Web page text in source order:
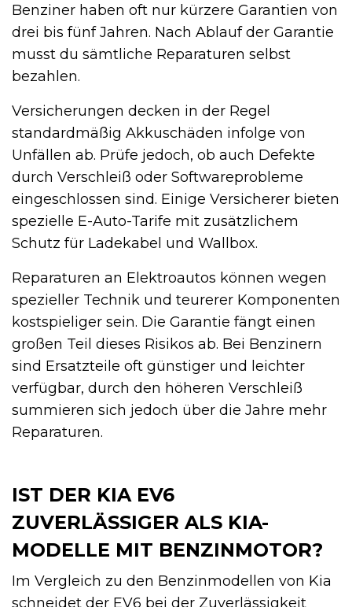
Benziner haben oft nur kürzere Garantien von
drei bis fünf Jahren. Nach Ablauf der Garantie
musst du sämtliche Reparaturen selbst
bezahlen.
Versicherungen decken in der Regel
standardmäßig Akkuschäden infolge von
Unfällen ab. Prüfe jedoch, ob auch Defekte
durch Verschleiß oder Softwareprobleme
eingeschlossen sind. Einige Versicherer bieten
spezielle E-Auto-Tarife mit zusätzlichem
Schutz für Ladekabel und Wallbox.
Reparaturen an Elektroautos können wegen
spezieller Technik und teurerer Komponenten
kostspieliger sein. Die Garantie fängt einen
großen Teil dieses Risikos ab. Bei Benzinern
sind Ersatzteile oft günstiger und leichter
verfügbar, durch den höheren Verschleiß
summieren sich jedoch über die Jahre mehr
Reparaturen.
IST DER KIA EV6
ZUVERLÄSSIGER ALS KIA-
MODELLE MIT BENZINMOTOR?
Im Vergleich zu den Benzinmodellen von Kia
schneidet der EV6 bei der Zuverlässigkeit